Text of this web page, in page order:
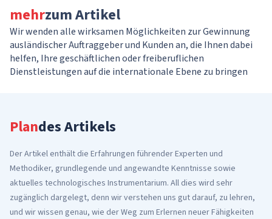
mehrzum Artikel
Wir wenden alle wirksamen Möglichkeiten zur Gewinnung
ausländischer Auftraggeber und Kunden an, die Ihnen dabei
helfen, Ihre geschäftlichen oder freiberuflichen
Dienstleistungen auf die internationale Ebene zu bringen
Plandes Artikels
Der Artikel enthält die Erfahrungen führender Experten und
Methodiker, grundlegende und angewandte Kenntnisse sowie
aktuelles technologisches Instrumentarium. All dies wird sehr
zugänglich dargelegt, denn wir verstehen uns gut darauf, zu lehren,
und wir wissen genau, wie der Weg zum Erlernen neuer Fähigkeiten